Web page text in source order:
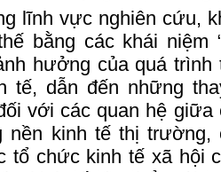
lĩnh vực nghiên cứu,
bằng các khái niệm
hưởng của quá
tế, dẫn đến những
với các quan hệ
nền kinh tế thị
tổ chức kinh tế xã hội